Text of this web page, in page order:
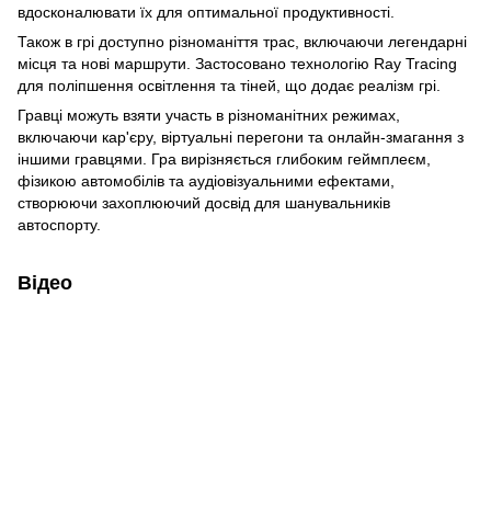
вдосконалювати їх для оптимальної продуктивності.
Також в грі доступно різноманіття трас, включаючи легендарні
місця та нові маршрути. Застосовано технологію Ray Tracing
для поліпшення освітлення та тіней, що додає реалізм грі.
Гравці можуть взяти участь в різноманітних режимах,
включаючи кар'єру, віртуальні перегони та онлайн-змагання з
іншими гравцями. Гра вирізняється глибоким геймплеєм,
фізикою автомобілів та аудіовізуальними ефектами,
створюючи захоплюючий досвід для шанувальників
автоспорту.
Відео